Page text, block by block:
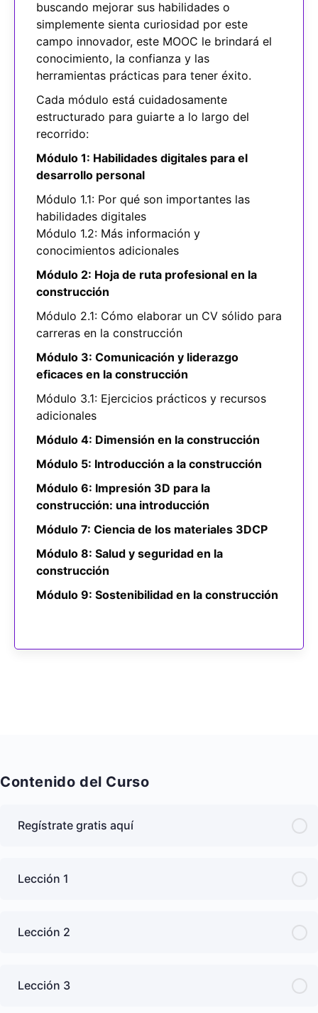
buscando mejorar sus habilidades o
simplemente sienta curiosidad por este
campo innovador, este MOOC le brindará el
conocimiento, la confianza y las
herramientas prácticas para tener éxito.
Cada módulo está cuidadosamente
estructurado para guiarte a lo largo del
recorrido:
Módulo 1: Habilidades digitales para el
desarrollo personal
Módulo 1.1: Por qué son importantes las
habilidades digitales
Módulo 1.2: Más información y
conocimientos adicionales
Módulo 2: Hoja de ruta profesional en la
construcción
Módulo 2.1: Cómo elaborar un CV sólido para
carreras en la construcción
Módulo 3: Comunicación y liderazgo
eficaces en la construcción
Módulo 3.1: Ejercicios prácticos y recursos
adicionales
Módulo 4: Dimensión en la construcción
Módulo 5: Introducción a la construcción
Módulo 6: Impresión 3D para la
construcción: una introducción
Módulo 7: Ciencia de los materiales 3DCP
Módulo 8: Salud y seguridad en la
construcción
Módulo 9: Sostenibilidad en la construcción
Contenido del Curso
Regístrate gratis aquí
Lección 1
Lección 2
Lección 3